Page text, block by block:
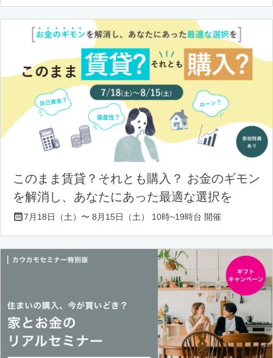
このまま賃貸？それとも購入？ お金のギモン
を解消し、あなたにあった最適な選択を
7月18日（土）〜 8月15日（土） 10時~19時台 開催